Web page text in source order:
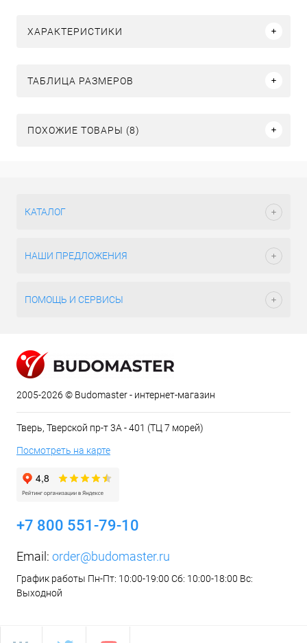
ХАРАКТЕРИСТИКИ
ТАБЛИЦА РАЗМЕРОВ
ПОХОЖИЕ ТОВАРЫ (8)
КАТАЛОГ
НАШИ ПРЕДЛОЖЕНИЯ
ПОМОЩЬ И СЕРВИСЫ
2005-2026 © Budomaster - интернет-магазин
Тверь, Тверской пр-т 3А - 401 (ТЦ 7 морей)
Посмотреть на карте
+7 800 551-79-10
Email: order@budomaster.ru
График работы Пн-Пт: 10:00-19:00 Сб: 10:00-18:00 Вс:
Выходной